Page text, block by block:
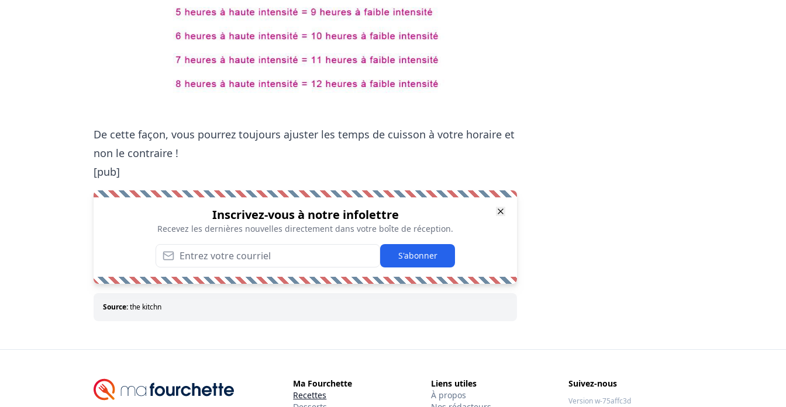
De cette façon, vous pourrez toujours ajuster les temps de cuisson à votre horaire et
non le contraire !
[pub]
Inscrivez-vous à notre infolettre
Recevez les dernières nouvelles directement dans votre boîte de réception.
S'abonner
Source:the kitchn
Ma Fourchette
Recettes
Liens utiles
À propos
Suivez-nous
Version w-75affc3d